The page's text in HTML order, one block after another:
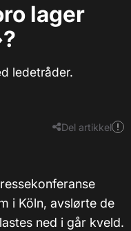
lager
ledetråder.
Del artikkel
i Köln, avslørte de
ned i går kveld.